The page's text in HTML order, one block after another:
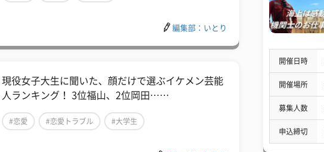
編集部：いとり
現役女子大生に聞いた、顔だけで選ぶイケメン芸能
人ランキング！ 3位福山、2位岡田……
#恋愛 #恋愛トラブル #大学生
開催日時
開催場所
募集人数
申込締切